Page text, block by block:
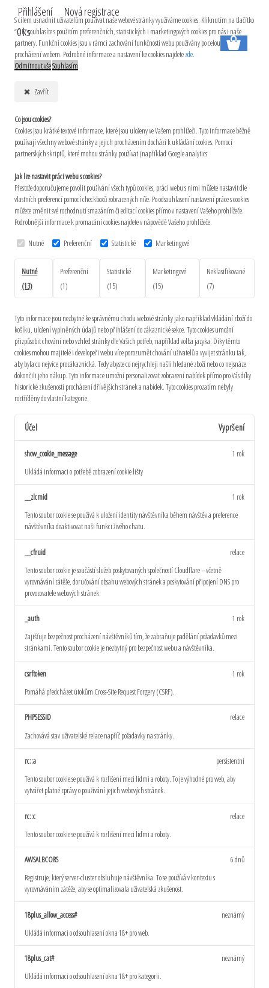
S cílem usnadnit uživatelům používat naše webové stránky využíváme cookies. Kliknutím na tlačítko
“OK” souhlasíte s použitím preferenčních, statistických i marketingových cookies pro nás i naše
partnery. Funkční cookies jsou v rámci zachování funkčnosti webu používány po celou dobu
procházení webem. Podrobné informace a nastavení ke cookies najdetezde.
Odmítnout všeSouhlasím
Zavřít
Co jsou cookies?
Cookies jsou krátké textové informace, které jsou uloženy ve Vašem prohlížeči. Tyto informace běžně
používají všechny webové stránky a jejich procházením dochází k ukládání cookies. Pomocí
partnerských skriptů, které mohou stránky používat (například Google analytics
Jak lze nastavit práci webu s cookies?
Přestože doporučujeme povolit používání všech typů cookies, práci webu s nimi můžete nastavit dle
vlastních preferencí pomocí checkboxů zobrazených níže. Po odsouhlasení nastavení práce s cookies
můžete změnit své rozhodnutí smazáním či editací cookies přímo v nastavení Vašeho prohlížeče.
Podrobnější informace k promazání cookies najdete v nápovědě Vašeho prohlížeče.
Nutné
Preferenční Statistické Marketingové
Nutné
(13)
Preferenční
(1)
Statistické
(15)
Marketingové
(15)
Neklasifikované
(7)
Tyto informace jsou nezbytné ke správnému chodu webové stránky jako například vkládání zboží do
košíku, uložení vyplněných údajů nebo přihlášení do zákaznické sekce.Tyto cookies umožní
přizpůsobit chování nebo vzhled stránky dle Vašich potřeb, například volba jazyka. Díky těmto
cookies mohou majitelé i developeři webu více porozumět chování uživatelů a vyvijet stránku tak,
aby byla co nejvíce prozákaznická. Tedy abyste co nejrychleji našli hledané zboží nebo co nejsnáze
dokončili jeho nákup.Tyto informace umožní personalizovat zobrazení nabídek přímo pro Vás díky
historické zkušenosti procházení dřívějších stránek a nabídek.Tyto cookies prozatím nebyly
roztříděny do vlastní kategorie.
Účel Vypršení
show_cookie_message
Ukládá informaci o potřebě zobrazení cookie lišty
1 rok
__zlcmid
Tento soubor cookie se používá k uložení identity návštěvníka během návštěv a preference
návštěvníka deaktivovat naši funkci živého chatu.
1 rok
__cfruid
Tento soubor cookie je součástí služeb poskytovaných společností Cloudflare – včetně
vyrovnávání zátěže, doručování obsahu webových stránek a poskytování připojení DNS pro
provozovatele webových stránek.
relace
_auth
Zajišťuje bezpečnost procházení návštěvníků tím, že zabraňuje padělání požadavků mezi
stránkami. Tento soubor cookie je nezbytný pro bezpečnost webu a návštěvníka.
1 rok
csrftoken
Pomáhá předcházet útokům Cross-Site Request Forgery (CSRF).
1 rok
PHPSESSID
Zachovává stav uživatelské relace napříč požadavky na stránky.
relace
rc::a
Tento soubor cookie se používá k rozlišení mezi lidmi a roboty. To je výhodné pro web, aby
vytvářet platné zprávy o používání jejich webových stránek.
persistentní
rc::c
Tento soubor cookie se používá k rozlišení mezi lidmi a roboty.
relace
AWSALBCORS
Registruje, který server-cluster obsluhuje návštěvníka. To se používá v kontextu s
vyrovnáváním zátěže, aby se optimalizovala uživatelská zkušenost.
6 dnů
18plus_allow_access#
Ukládá informaci o odsouhlasení okna 18+ pro web.
neznámý
18plus_cat#
Ukládá informaci o odsouhlasení okna 18+ pro kategorii.
neznámý
Přihlášení
Nová registrace
0 ks